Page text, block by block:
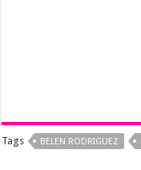
Tags BELEN RODRIGUEZ